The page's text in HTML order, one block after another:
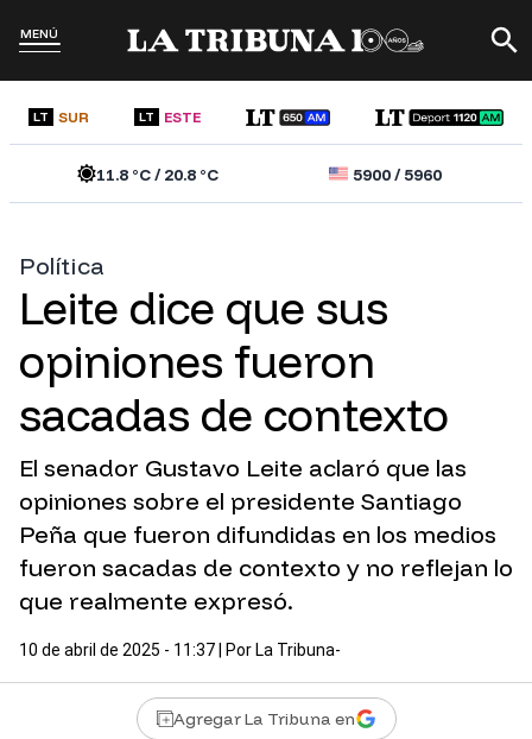
MENÚ
LT SUR LT ESTE
11.8°C /20.8°C 5900/5960
Política
Leite dice que sus
opiniones fueron
sacadas de contexto
El senador Gustavo Leite aclaró que las
opiniones sobre el presidente Santiago
Peña que fueron difundidas en los medios
fueron sacadas de contexto y no reflejan lo
que realmente expresó.
10 de abril de 2025 - 11:37 | Por La Tribuna-
Agregar La Tribuna en